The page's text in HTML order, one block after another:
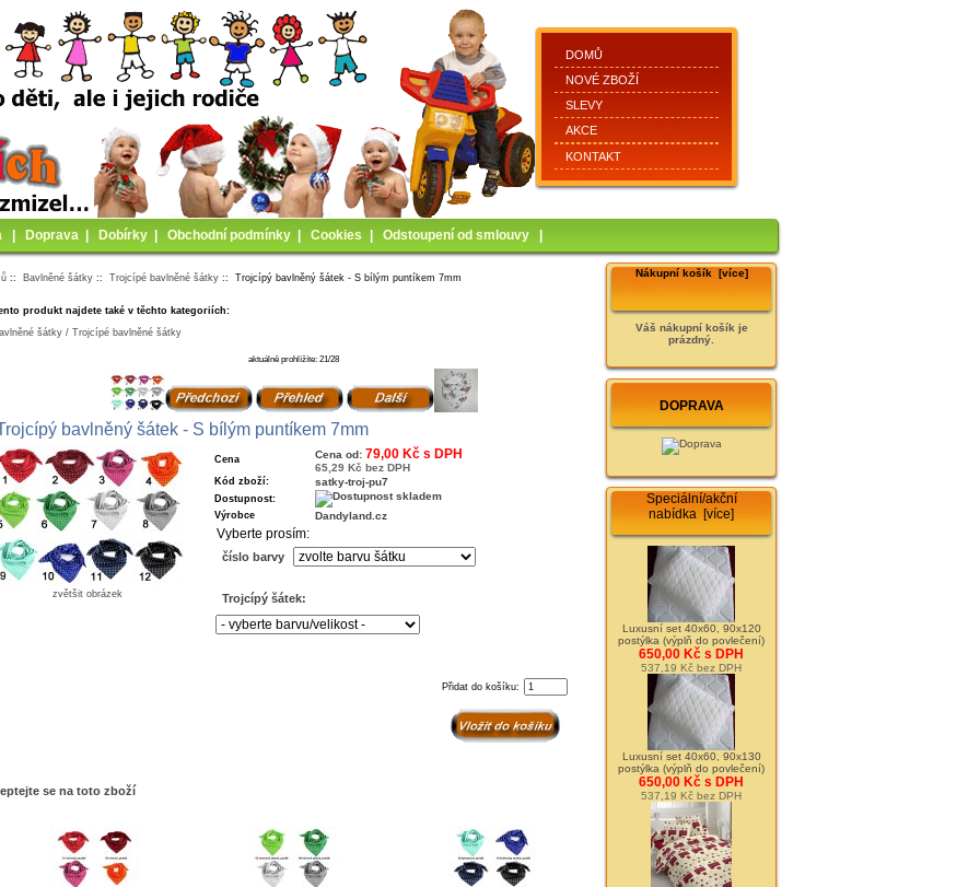
DOMŮ
NOVÉ ZBOŽÍ
SLEVY
AKCE
KONTAKT
Doprava Dobírky Obchodní podmínky Cookies Odstoupení od smlouvy
:: Bavlněné šátky ::Trojcípé bavlněné šátky :: Trojcípý bavlněný šátek - S bílým puntíkem 7mm
produkt najdete také v těchto kategoriích:
šátky / Trojcípé bavlněné šátky
aktuálně prohlížíte: 21/28
bavlněný šátek - S bílým puntíkem 7mm
zvětšit obrázek
Cena Cena od:79,00 Kč s DPH
65,29 Kč bez DPH
Kód zboží: satky-troj-pu7
Dostupnost:
Výrobce
Dandyland.cz
Vyberte prosím:
číslo barvy
Trojcípý šátek:
Přidat do košíku:
se na toto zboží
Nákupní košík [více]
Váš nákupní košík je
prázdný.
DOPRAVA
Speciální/akční
nabídka [více]
Luxusní set 40x60, 90x120
postýlka (výplň do povlečení)
650,00 Kč s DPH
537,19 Kč bez DPH
Luxusní set 40x60, 90x130
postýlka (výplň do povlečení)
650,00 Kč s DPH
537,19 Kč bez DPH